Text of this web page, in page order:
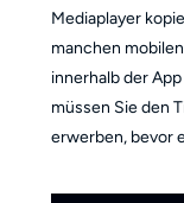
Mediaplayer
manchen
innerhalb der
müssen Sie den
erwerben, bevor